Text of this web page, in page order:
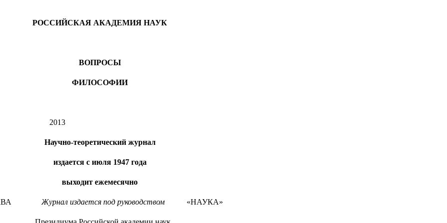
РОССИЙСКАЯ АКАДЕМИЯ НАУК
ВОПРОСЫ
ФИЛОСОФИИ
2013
Научно-теоретический журнал
издается с июля 1947 года
выходит ежемесячно
Журнал издается под руководством «НАУКА»